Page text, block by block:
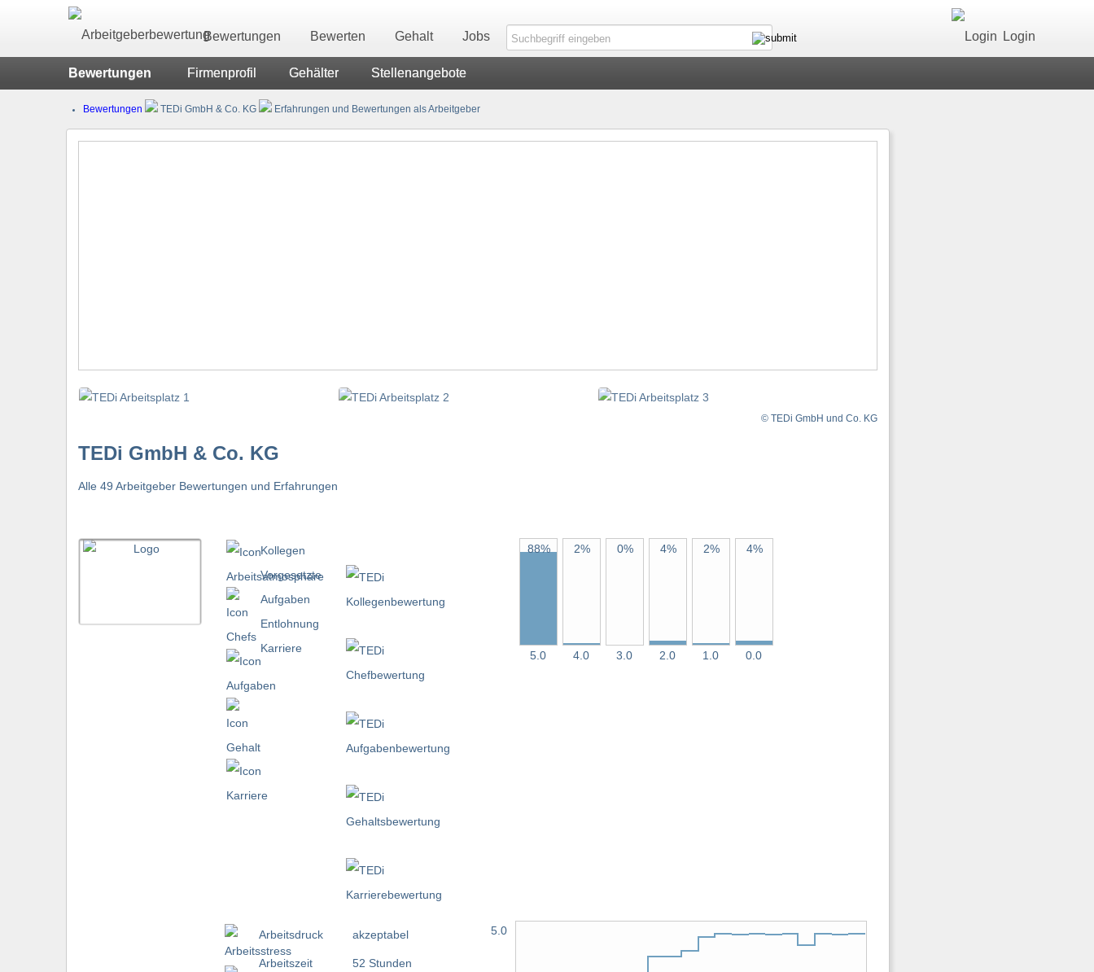
Bewertungen Bewerten Gehalt Jobs Login
Bewertungen Firmenprofil Gehälter Stellenangebote
Bewertungen TEDi GmbH & Co. KG Erfahrungen und Bewertungen als Arbeitgeber
© TEDi GmbH und Co. KG
TEDi GmbH & Co. KG
Alle 49 Arbeitgeber Bewertungen und Erfahrungen
Kollegen
Vorgesetzte
Aufgaben
Entlohnung
Karriere
88%
5.0
2%
4.0
0%
3.0
4%
2.0
2%
1.0
4%
0.0
Arbeitsdruck
Arbeitszeit
akzeptabel
52 Stunden
5.0